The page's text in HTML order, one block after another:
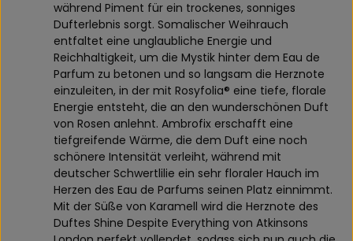
während Piment für ein trockenes, sonniges
Dufterlebnis sorgt. Somalischer Weihrauch
entfaltet eine unglaubliche Energie und
Reichhaltigkeit, um die Mystik hinter dem Eau de
Parfum zu betonen und so langsam die Herznote
einzuleiten, in der mit Rosyfolia® eine tiefe, florale
Energie entsteht, die an den wunderschönen Duft
von Rosen anlehnt. Ambrofix erschafft eine
tiefgreifende Wärme, die dem Duft eine noch
schönere Intensität verleiht, während mit
deutscher Schwertlilie ein sehr floraler Hauch im
Herzen des Eau de Parfums seinen Platz einnimmt.
Mit der Süße von Karamell wird die Herznote des
Duftes Shine Despite Everything von Atkinsons